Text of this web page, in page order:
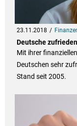
23.11.2018
Deutsche
Mit ihrer
Deutschen sehr
Stand seit 2005.